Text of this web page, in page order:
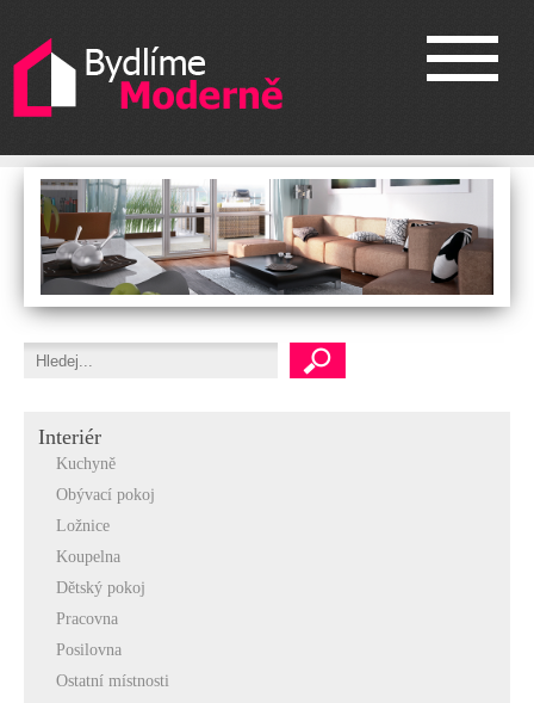
Interiér
Kuchyně
Obývací pokoj
Ložnice
Koupelna
Dětský pokoj
Pracovna
Posilovna
Ostatní místnosti